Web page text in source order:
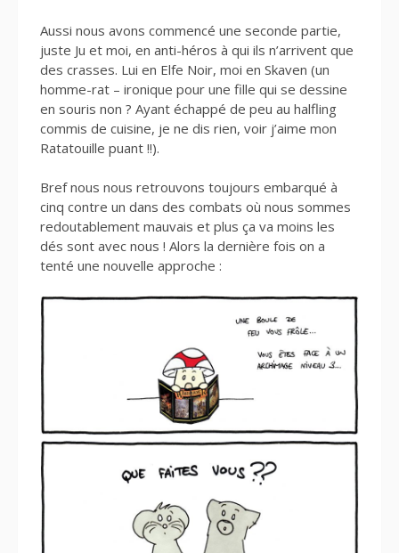
Aussi nous avons commencé une seconde partie,
juste Ju et moi, en anti-héros à qui ils n’arrivent que
des crasses. Lui en Elfe Noir, moi en Skaven (un
homme-rat – ironique pour une fille qui se dessine
en souris non ? Ayant échappé de peu au halfling
commis de cuisine, je ne dis rien, voir j’aime mon
Ratatouille puant !!).
Bref nous nous retrouvons toujours embarqué à
cinq contre un dans des combats où nous sommes
redoutablement mauvais et plus ça va moins les
dés sont avec nous ! Alors la dernière fois on a
tenté une nouvelle approche :